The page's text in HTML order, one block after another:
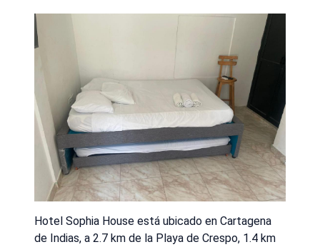
Hotel Sophia House está ubicado en Cartagena
de Indias, a 2.7 km de la Playa de Crespo, 1.4 km